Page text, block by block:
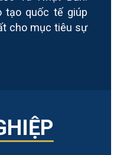
tạo quốc tế giúp
cho mục tiêu sự